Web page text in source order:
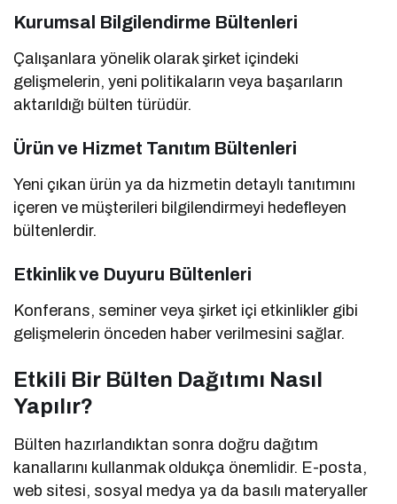
Kurumsal Bilgilendirme Bültenleri
Çalışanlara yönelik olarak şirket içindeki
gelişmelerin, yeni politikaların veya başarıların
aktarıldığı bülten türüdür.
Ürün ve Hizmet Tanıtım Bültenleri
Yeni çıkan ürün ya da hizmetin detaylı tanıtımını
içeren ve müşterileri bilgilendirmeyi hedefleyen
bültenlerdir.
Etkinlik ve Duyuru Bültenleri
Konferans, seminer veya şirket içi etkinlikler gibi
gelişmelerin önceden haber verilmesini sağlar.
Etkili Bir Bülten Dağıtımı Nasıl
Yapılır?
Bülten hazırlandıktan sonra doğru dağıtım
kanallarını kullanmak oldukça önemlidir. E-posta,
web sitesi, sosyal medya ya da basılı materyaller